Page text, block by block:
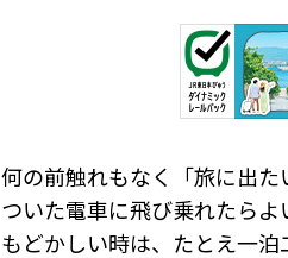
何の前触れもなく「旅に出
ついた電車に飛び乗れたら
もどかしい時は、たとえ一